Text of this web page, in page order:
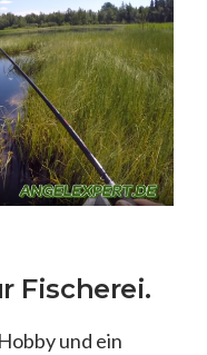
Fischerei.
und ein